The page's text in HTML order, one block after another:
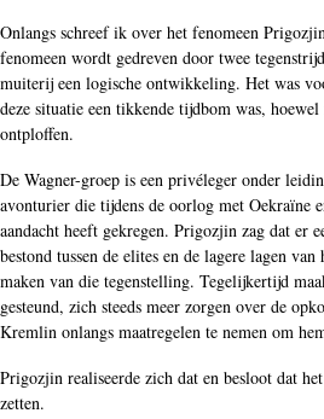
Onlangs schreef ik over het fenomeen
fenomeen wordt gedreven door twee
muiterij een logische ontwikkeling. Het was
deze situatie een tikkende tijdbom was,
ontploffen.
De Wagner-groep is een privéleger onder
avonturier die tijdens de oorlog met Oekraïne
aandacht heeft gekregen. Prigozjin zag dat er
bestond tussen de elites en de lagere lagen
maken van die tegenstelling. Tegelijkertijd
gesteund, zich steeds meer zorgen over de
Kremlin onlangs maatregelen te nemen om
Prigozjin realiseerde zich dat en besloot dat
zetten.